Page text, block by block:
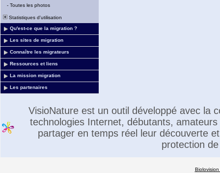
- Toutes les photos
Statistiques d'utilisation
Qu'est-ce que la migration ?
Les sites de migration
Connaître les migrateurs
Ressources et liens
La mission migration
Les partenaires
VisioNature est un outil développé avec la
technologies Internet, débutants,
partager en temps réel leur découverte
protection
Biolovision